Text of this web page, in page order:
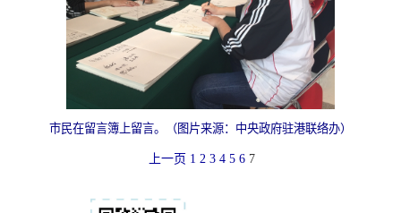
市民在留言簿上留言。（图片来源：中央政府驻港联络办）
上一页 1 2 3 4 5 6 7